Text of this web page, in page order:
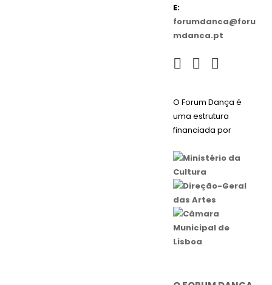
E:
forumdanca@foru
mdanca.pt
O Forum Dança é
uma estrutura
financiada por